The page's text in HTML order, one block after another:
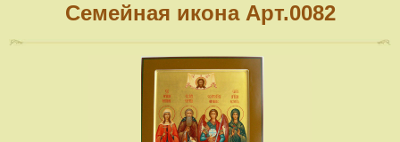
Семейная икона Арт.0082